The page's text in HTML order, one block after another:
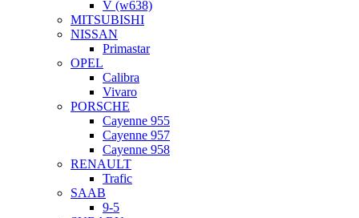
V (w638)
MITSUBISHI
NISSAN
Primastar
OPEL
Calibra
Vivaro
PORSCHE
Cayenne 955
Cayenne 957
Cayenne 958
RENAULT
Trafic
SAAB
9-5